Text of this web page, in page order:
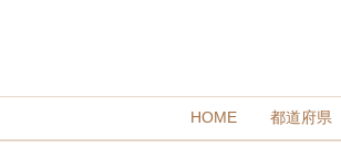
HOME 都道府県